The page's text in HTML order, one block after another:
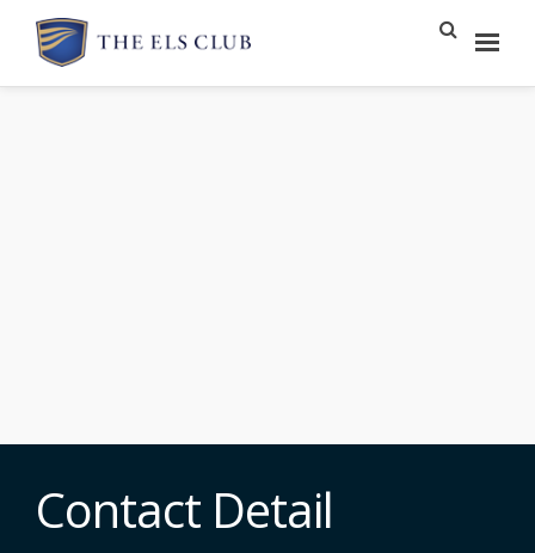
Contact Detail